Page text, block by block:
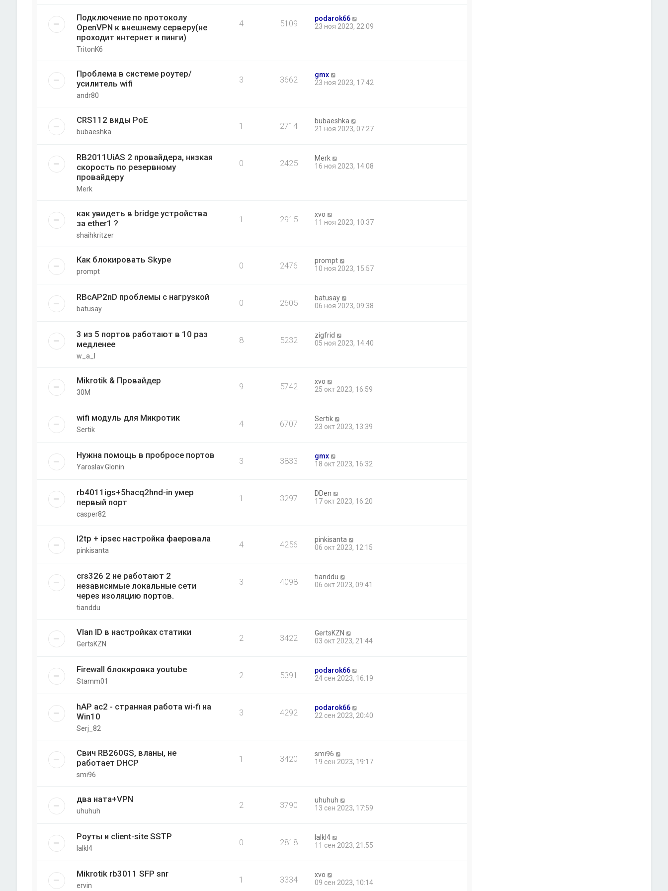
е
н
Подключение по протоколу
OpenVPN к внешнему серверу(не
проходит интернет и пинги)
TritonK6
4 5109
podarok66
23 ноя 2023, 22:09
Проблема в системе роутер/
усилитель wifi
andr80
3 3662
gmx
23 ноя 2023, 17:42
CRS112 виды PoE
bubaeshka
1 2714
bubaeshka
21 ноя 2023, 07:27
RB2011UiAS 2 провайдера, низкая
скорость по резервному
провайдеру
Merk
0 2425
Merk
16 ноя 2023, 14:08
как увидеть в bridge устройства
за ether1 ?
shaihkritzer
1 2915
xvo
11 ноя 2023, 10:37
Как блокировать Skype
prompt
0 2476
prompt
10 ноя 2023, 15:57
RBcAP2nD проблемы с нагрузкой
batusay
0 2605
batusay
06 ноя 2023, 09:38
3 из 5 портов работают в 10 раз
медленее
w_a_l
8 5232
zigfrid
05 ноя 2023, 14:40
Mikrotik & Провайдер
30M
9 5742
xvo
25 окт 2023, 16:59
wifi модуль для Микротик
Sertik
4 6707
Sertik
23 окт 2023, 13:39
Нужна помощь в пробросе портов
Yaroslav.Glonin
3 3833
gmx
18 окт 2023, 16:32
rb4011igs+5hacq2hnd-in умер
первый порт
casper82
1 3297
DDen
17 окт 2023, 16:20
l2tp + ipsec настройка фаеровала
pinkisanta
4 4256
pinkisanta
06 окт 2023, 12:15
crs326 2 не работают 2
независимые локальные сети
через изоляцию портов.
tianddu
3 4098
tianddu
06 окт 2023, 09:41
Vlan ID в настройках статики
GertsKZN
2 3422
GertsKZN
03 окт 2023, 21:44
Firewall блокировка youtube
Stamm01
2 5391
podarok66
24 сен 2023, 16:19
hAP ac2 - странная работа wi-fi на
Win10
Serj_82
3 4292
podarok66
22 сен 2023, 20:40
Свич RB260GS, вланы, не
работает DHCP
smi96
1 3420
smi96
19 сен 2023, 19:17
два ната+VPN
uhuhuh
2 3790
uhuhuh
13 сен 2023, 17:59
Роуты и client-site SSTP
lalkl4
0 2818
lalkl4
11 сен 2023, 21:55
Mikrotik rb3011 SFP snr
ervin
1 3334
xvo
09 сен 2023, 10:14